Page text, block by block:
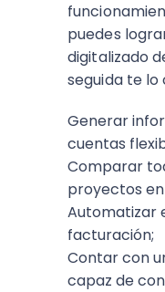
puedes
digitalizado
seguida te
Generar
cuentas
Comparar
proyectos
Automatizar
facturación;
Contar con
capaz de